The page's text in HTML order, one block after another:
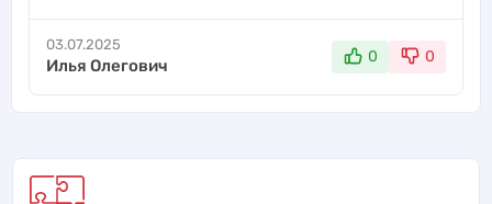
03.07.2025
Илья Олегович 0 0